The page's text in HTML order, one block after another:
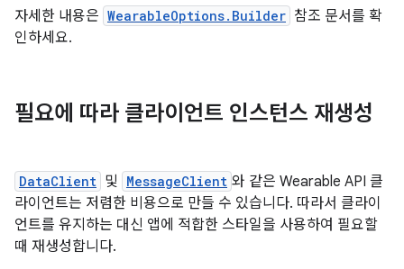
자세한 내용은 WearableOptions.Builder 참조 문서를 확
인하세요.
필요에 따라 클라이언트 인스턴스 재생성
DataClient 및 MessageClient 와 같은 Wearable API 클
라이언트는 저렴한 비용으로 만들 수 있습니다. 따라서 클라이
언트를 유지하는 대신 앱에 적합한 스타일을 사용하여 필요할
때 재생성합니다.